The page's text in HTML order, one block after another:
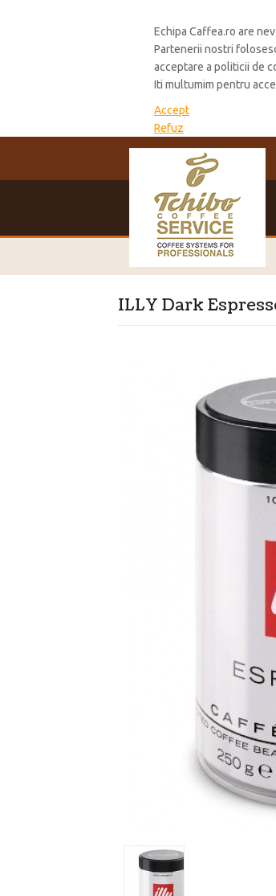
Echipa Caffea.ro are
Partenerii nostri
acceptare a politicii de
Iti multumim pentru
Accept
Refuz
ILLY Dark